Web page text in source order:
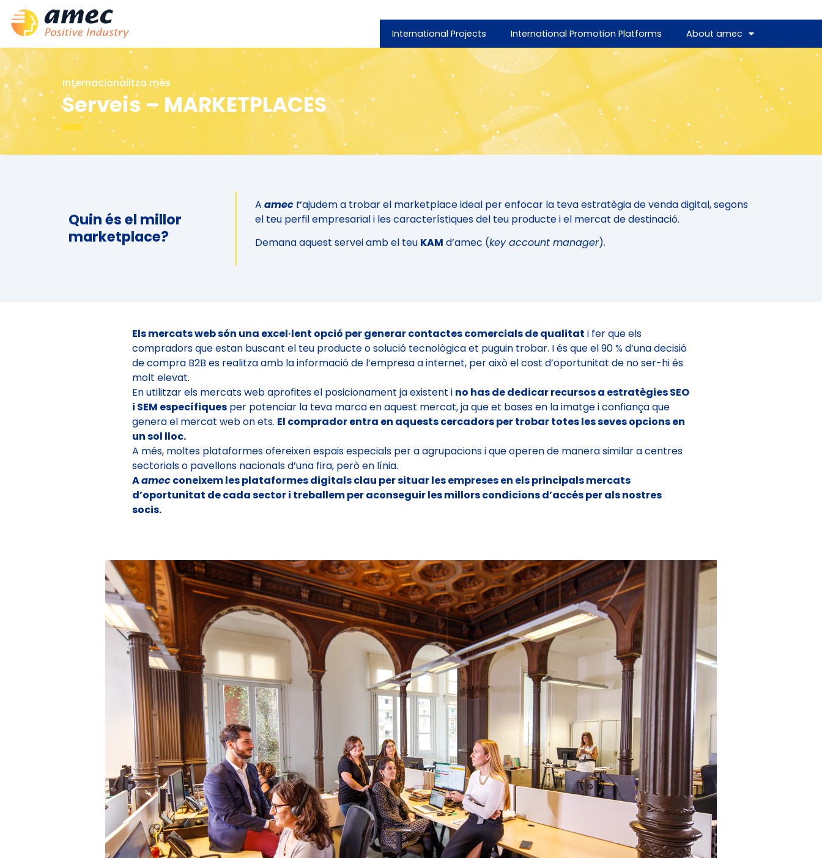
International Projects International Promotion Platforms About amec
Internacionalitza més
Serveis – MARKETPLACES
Quin és el millor
marketplace?
A amec t‘ajudem a trobar el marketplace ideal per enfocar la teva estratègia de venda digital, segons
el teu perfil empresarial i les característiques del teu producte i el mercat de destinació.
Demana aquest servei amb el teu KAM d’amec (key account manager).
Els mercats web són una excel·lent opció per generar contactes comercials de qualitat i fer que els
compradors que estan buscant el teu producte o solució tecnològica et puguin trobar. I és que el 90 % d’una decisió
de compra B2B es realitza amb la informació de l’empresa a internet, per això el cost d’oportunitat de no ser-hi és
molt elevat.
En utilitzar els mercats web aprofites el posicionament ja existent i no has de dedicar recursos a estratègies SEO
i SEM específiques per potenciar la teva marca en aquest mercat, ja que et bases en la imatge i confiança que
genera el mercat web on ets. El comprador entra en aquests cercadors per trobar totes les seves opcions en
un sol lloc.
A més, moltes plataformes ofereixen espais especials per a agrupacions i que operen de manera similar a centres
sectorials o pavellons nacionals d’una fira, però en línia.
Aamecconeixem les plataformes digitals clau per situar les empreses en els principals mercats
d’oportunitat de cada sector i treballem per aconseguir les millors condicions d’accés per als nostres
socis.